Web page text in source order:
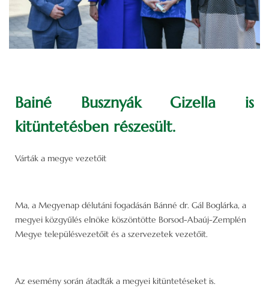
Bainé Busznyák Gizella is
kitüntetésben részesült.
Várták a megye vezetőit
Ma, a Megyenap délutáni fogadásán Bánné dr. Gál Boglárka, a
megyei közgyűlés elnöke köszöntötte Borsod-Abaúj-Zemplén
Megye településvezetőit és a szervezetek vezetőit.
Az esemény során átadták a megyei kitüntetéseket is.